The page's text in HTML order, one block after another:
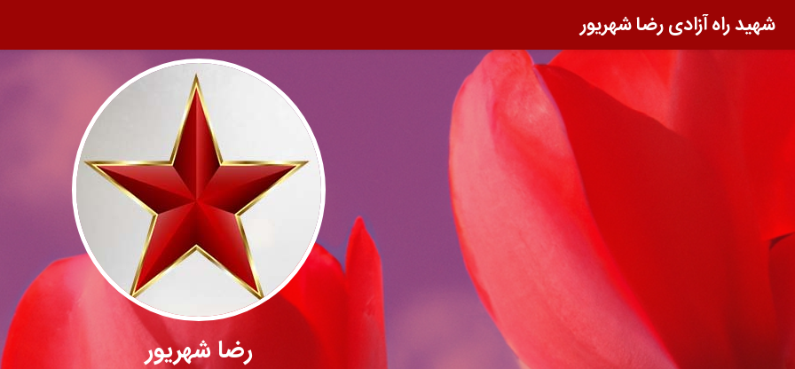
شهید راه آزادی رضا شهریور
رضا شهریور